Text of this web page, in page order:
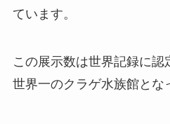
ています。
この展示数は世界記録に認
世界一のクラゲ水族館とな